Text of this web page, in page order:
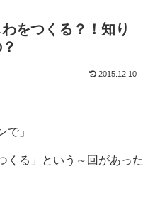
をつくる？！知り
2015.12.10
で」
くる」という～回があった